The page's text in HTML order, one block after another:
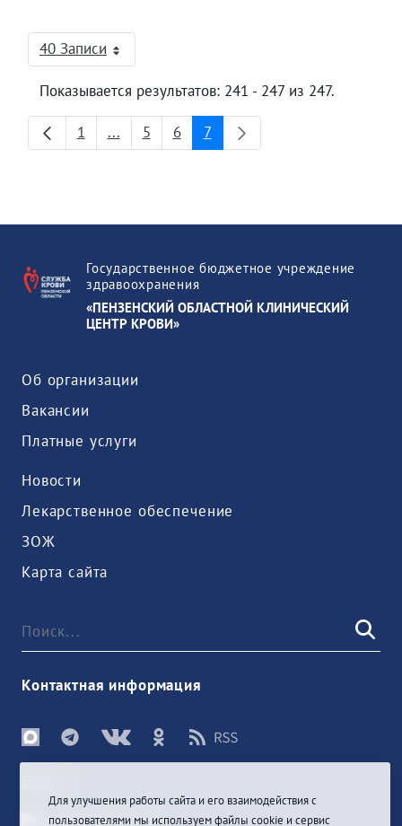
40 ЗаписиНа страницу
Показывается результатов: 241 - 247 из 247.
Страница
1 ...Промежуточные страницы
Страница
5 Страница
6 Страница
7
Государственное бюджетное учреждение
здравоохранения
«ПЕНЗЕНСКИЙ ОБЛАСТНОЙ КЛИНИЧЕСКИЙ
ЦЕНТР КРОВИ»
Об организации
Вакансии
Платные услуги
Новости
Лекарственное обеспечение
ЗОЖ
Карта сайта
Контактная информация
Для улучшения работы сайта и его взаимодействия с
пользователями мы используем файлы cookie и сервис